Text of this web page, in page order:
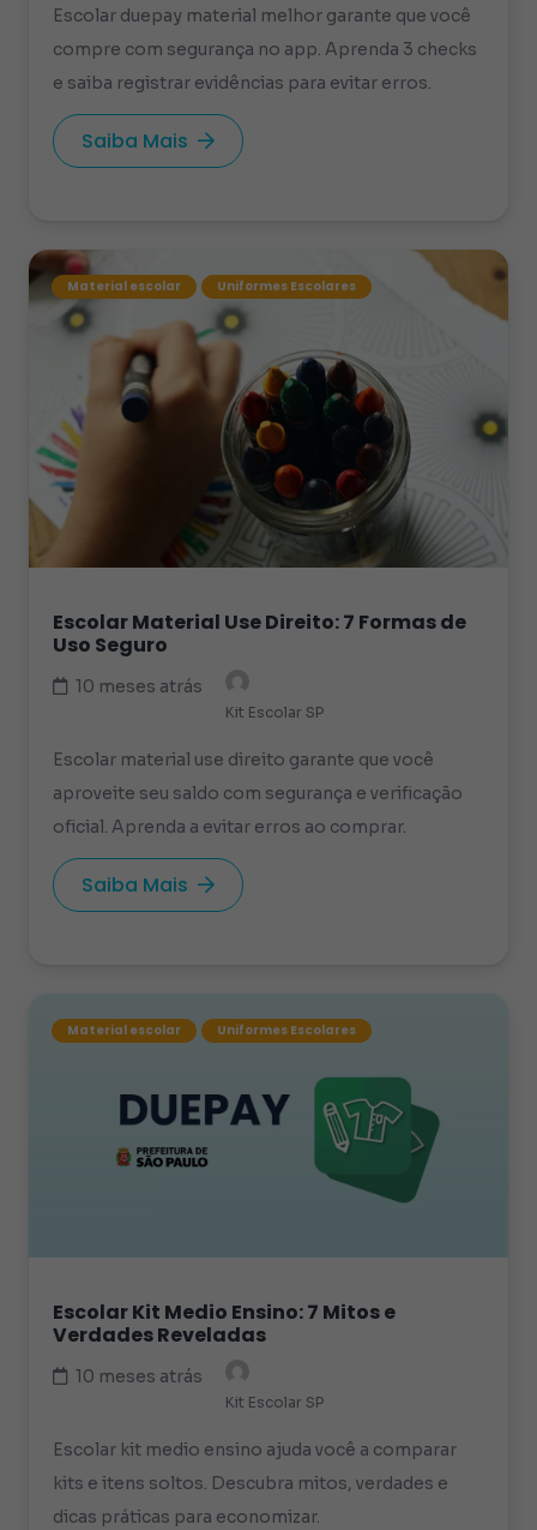
Escolar duepay material melhor garante que você
compre com segurança no app. Aprenda 3 checks
e saiba registrar evidências para evitar erros.
Saiba Mais
Material escolar Uniformes Escolares
Escolar Material Use Direito: 7 Formas de
Uso Seguro
10 meses atrás
Kit Escolar SP
Escolar material use direito garante que você
aproveite seu saldo com segurança e verificação
oficial. Aprenda a evitar erros ao comprar.
Saiba Mais
Material escolar Uniformes Escolares
Escolar Kit Medio Ensino: 7 Mitos e
Verdades Reveladas
10 meses atrás
Kit Escolar SP
Escolar kit medio ensino ajuda você a comparar
kits e itens soltos. Descubra mitos, verdades e
dicas práticas para economizar.